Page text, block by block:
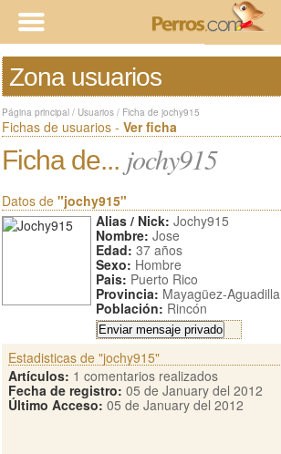
Zona usuarios
Página principal / Usuarios / Ficha de jochy915
Fichas de usuarios - Ver ficha
Ficha de... jochy915
Datos de "jochy915"
Alias / Nick: Jochy915
Nombre: Jose
Edad: 37 años
Sexo: Hombre
Pais: Puerto Rico
Provincia: Mayagüez-Aguadilla
Población: Rincón
Estadisticas de "jochy915"
Artículos: 1 comentarios realizados
Fecha de registro: 05 de January del 2012
Último Acceso: 05 de January del 2012